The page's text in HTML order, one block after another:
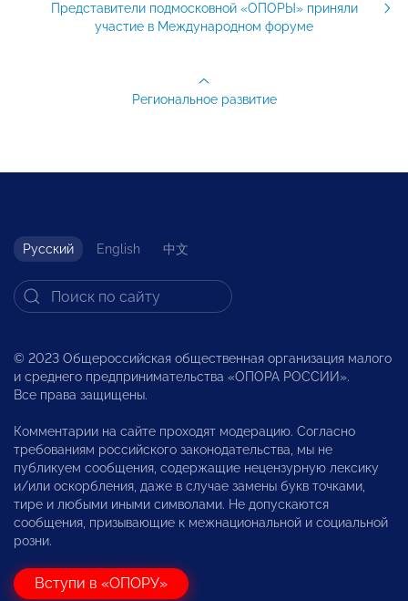
Представители подмосковной «ОПОРЫ» приняли
участие в Международном форуме
Региональное развитие
Русский English 中文
© 2023 Общероссийская общественная организация малого
и среднего предпринимательства «ОПОРА РОССИИ».
Все права защищены.
Комментарии на сайте проходят модерацию. Согласно
требованиям российского законодательства, мы не
публикуем сообщения, содержащие нецензурную лексику
и/или оскорбления, даже в случае замены букв точками,
тире и любыми иными символами. Не допускаются
сообщения, призывающие к межнациональной и социальной
розни.
Вступи в «ОПОРУ»